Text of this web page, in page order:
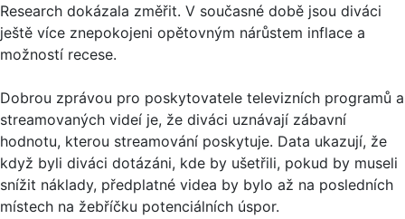
Research dokázala změřit. V současné době jsou diváci
ještě více znepokojeni opětovným nárůstem inflace a
možností recese.
Dobrou zprávou pro poskytovatele televizních programů a
streamovaných videí je, že diváci uznávají zábavní
hodnotu, kterou streamování poskytuje. Data ukazují, že
když byli diváci dotázáni, kde by ušetřili, pokud by museli
snížit náklady, předplatné videa by bylo až na posledních
místech na žebříčku potenciálních úspor.